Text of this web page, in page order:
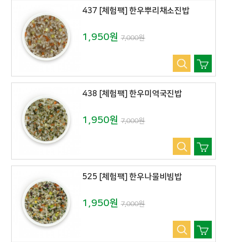
437 [체험팩] 한우뿌리채소진밥
1,950원7,000원
438 [체험팩] 한우미역국진밥
1,950원7,000원
525 [체험팩] 한우나물비빔밥
1,950원7,000원